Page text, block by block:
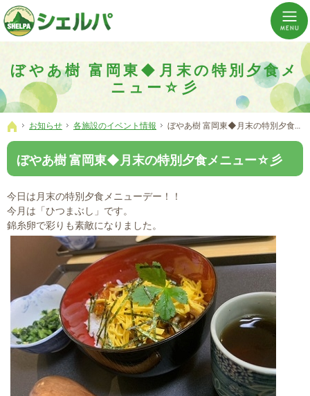
ぼやあ樹 富岡東◆月末の特別夕食メ
ニュー☆彡
介護の「通い・泊まり・訪問」から必要なものだけをご提供。介護のことならシェルパへ。
横浜市神奈川区 事業所数No,1の小規模多機能型居宅介護ぼやあ樹
ホーム
お知らせ 各施設のイベント情報 ぼやあ樹 富岡東◆月末の特別夕食メニュー☆彡
ぼやあ樹 富岡東◆月末の特別夕食メニュー☆彡
今日は月末の特別夕食メニューデー！！
今月は「ひつまぶし」です。
錦糸卵で彩りも素敵になりました。